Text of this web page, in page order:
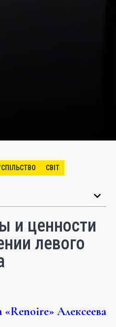
СВІТ
и ценности
левого
«Renoire» Алексеева